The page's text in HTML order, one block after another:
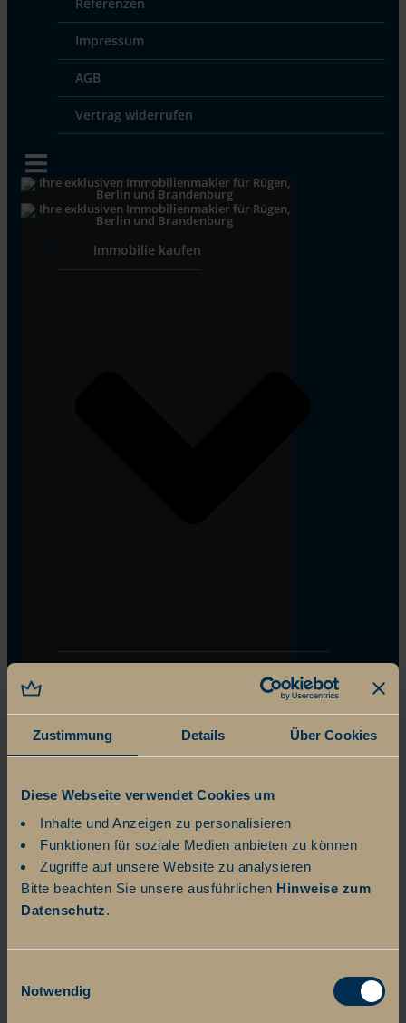
Zustimmung Details Über Cookies
Diese Webseite verwendet Cookies um
Inhalte und Anzeigen zu personalisieren
Funktionen für soziale Medien anbieten zu können
Zugriffe auf unsere Website zu analysieren
Bitte beachten Sie unsere ausführlichen Hinweise zum
Datenschutz.
Notwendig
Impressum
AGB
Vertrag widerrufen
Immobilie kaufen